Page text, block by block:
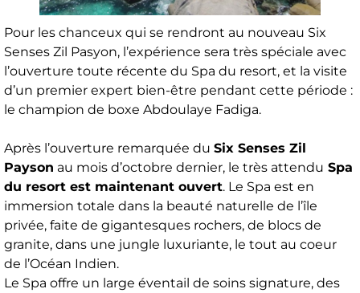
Pour les chanceux qui se rendront au nouveau Six
Senses Zil Pasyon, l’expérience sera très spéciale avec
l’ouverture toute récente du Spa du resort, et la visite
d’un premier expert bien-être pendant cette période :
le champion de boxe Abdoulaye Fadiga.
Après l’ouverture remarquée du Six Senses Zil
Payson au mois d’octobre dernier, le très attendu Spa
du resort est maintenant ouvert. Le Spa est en
immersion totale dans la beauté naturelle de l’île
privée, faite de gigantesques rochers, de blocs de
granite, dans une jungle luxuriante, le tout au coeur
de l’Océan Indien.
Le Spa offre un large éventail de soins signature, des